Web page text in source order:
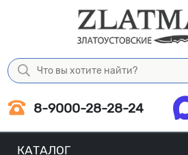
8-9000-28-28-24
КАТАЛОГ